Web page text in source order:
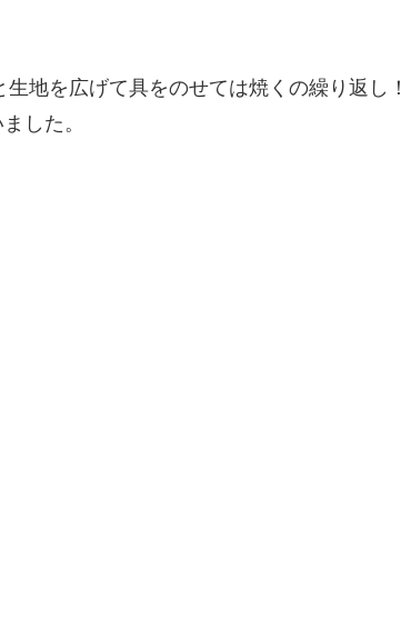
地を広げて具をのせては焼くの繰り返し！
した。